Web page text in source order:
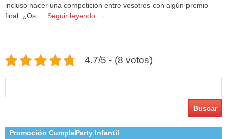
incluso hacer una competición entre vosotros con algún premio
final. ¿Os … Seguir leyendo →
4.7/5 - (8 votos)
Promoción CumpleParty Infantil